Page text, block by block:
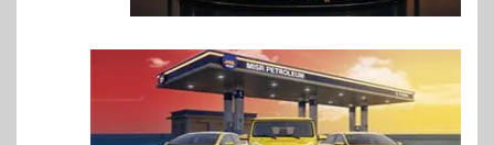
8
سوق وصلة
هواوي: هاتف nova 15
Max بطارية ضخمة وتصميم متين
جهازًا مثاليًا للشباب